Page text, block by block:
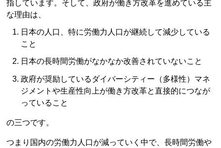
指しています。そして、政府が働き方改革を進めている主
な理由は、
日本の人口、特に労働力人口が継続して減少している
こと
日本の長時間労働がなかなか改善されていないこと
政府が奨励しているダイバーシティー（多様性）マネ
ジメントや生産性向上が働き方改革と直接的につなが
っていること
の三つです。
つまり国内の労働力人口が減っていく中で、長時間労働や